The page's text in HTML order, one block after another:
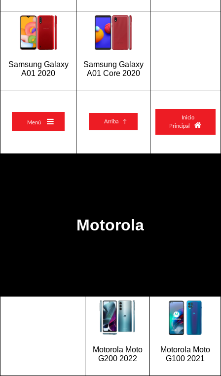
Samsung Galaxy
A01 2020
Samsung Galaxy
A01 Core 2020
Menú  Arriba ↑
Inicio
Principal 
Motorola
Motorola Moto
G200 2022
Motorola Moto
G100 2021